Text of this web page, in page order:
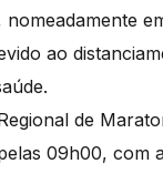
ao
de
09h00, com